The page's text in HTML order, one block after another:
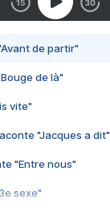
de partir"
de là"
vite"
"Jacques a dit"
"Entre nous"
sexe"